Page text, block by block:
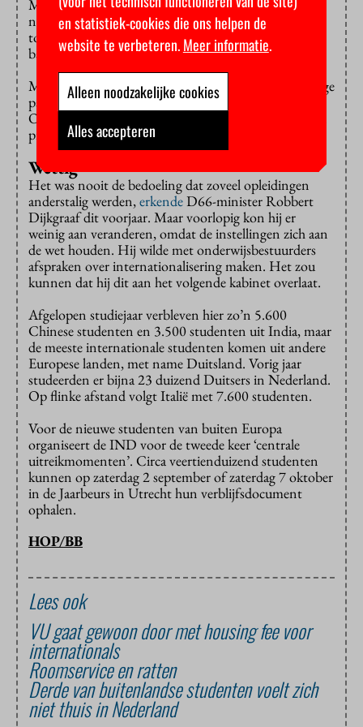
Minister Robbert Dijkgraaf, inmiddels demissionair,
nam de tijd om eenaanpakte bedenken. Hij wil de
toestroom van internationale studenten in goede
banen leiden, zonder opeens de grenzen te sluiten.
Met name het taalbeleid is een heet hangijzer. Sommige
partijen, zoals Nieuw Sociaal Contract van Pieter
Omtzigt,
principe Nederlandstalig zouden moeten zijn.
Wettig
Het was nooit de bedoeling dat zoveel opleidingen
anderstalig werden,erkendeD66-minister Robbert
Dijkgraaf dit voorjaar. Maar voorlopig kon hij er
weinig aan veranderen, omdat de instellingen zich aan
de wet houden. Hij wilde met onderwijsbestuurders
afspraken over internationalisering maken. Het zou
kunnen dat hij dit aan het volgende kabinet overlaat.
Afgelopen studiejaar verbleven hier zo’n 5.600
Chinese studenten en 3.500 studenten uit India, maar
de meeste internationale studenten komen uit andere
Europese landen, met name Duitsland. Vorig jaar
studeerden er bijna 23 duizend Duitsers in Nederland.
Op flinke afstand volgt Italië met 7.600 studenten.
Voor de nieuwe studenten van buiten Europa
organiseert de IND voor de tweede keer ‘centrale
uitreikmomenten’. Circa veertienduizend studenten
kunnen op zaterdag 2 september of zaterdag 7 oktober
in de Jaarbeurs in Utrecht hun verblijfsdocument
ophalen.
HOP/BB
Lees ook
VU gaat gewoon door met housing fee voor
internationals
Roomservice en ratten
Derde van buitenlandse studenten voelt zich
niet thuis in Nederland
en statistiek-cookies die ons helpen de
website te verbeteren.Meer informatie.
Alleen noodzakelijke cookies
Alles accepteren